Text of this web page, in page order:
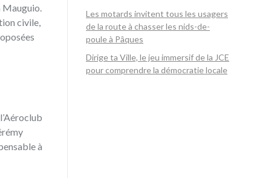
civile,
à
Les motards invitent tous les usagers
de la route à chasser les nids-de-
poule à Pâques
Dirige ta Ville, le jeu immersif de la JCE
pour comprendre la démocratie locale